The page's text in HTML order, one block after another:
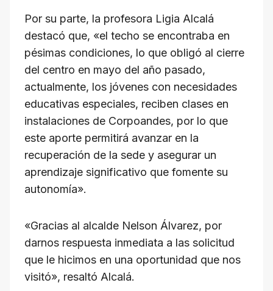
Por su parte, la profesora Ligia Alcalá
destacó que, «el techo se encontraba en
pésimas condiciones, lo que obligó al cierre
del centro en mayo del año pasado,
actualmente, los jóvenes con necesidades
educativas especiales, reciben clases en
instalaciones de Corpoandes, por lo que
este aporte permitirá avanzar en la
recuperación de la sede y asegurar un
aprendizaje significativo que fomente su
autonomía».
«Gracias al alcalde Nelson Álvarez, por
darnos respuesta inmediata a las solicitud
que le hicimos en una oportunidad que nos
visitó», resaltó Alcalá.